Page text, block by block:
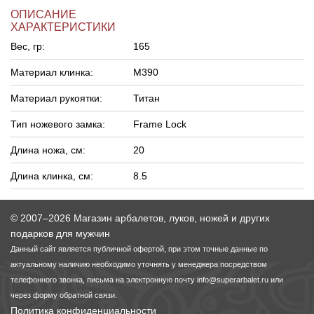
ОПИСАНИЕ
ХАРАКТЕРИСТИКИ
Вес, гр: 165
Материал клинка: M390
Материал рукоятки: Титан
Тип ножевого замка: Frame Lock
Длина ножа, см: 20
Длина клинка, см: 8.5
© 2007–2026 Магазин арбалетов, луков, ножей и других
подарков для мужчин
Данный сайт является публичной офертой, при этом точные данные по
актуальному наличию необходимо уточнять у менеджера посредством
телефонного звонка, письма на электронную почту info@superarbalet.ru или
через форму обратной связи.
Политика конфиденциальности